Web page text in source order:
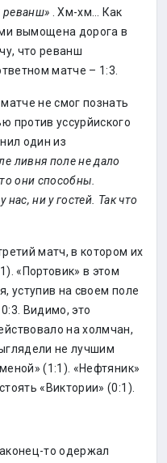
. Хм-хм… Как
вымощена дорога в
что реванш
матче – 1:3.
не смог познать
против уссурйиского
один из
ливня поле не дало
они способны.
ни у гостей. Так что
матч, в котором их
«Портовик» в этом
уступив на своем поле
Видимо, это
на холмчан,
не лучшим
(1:1). «Нефтяник»
«Виктории» (0:1).
то одержал